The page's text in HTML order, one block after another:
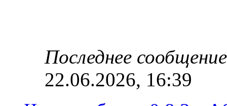
Последнее
22.06.2026, 16:39